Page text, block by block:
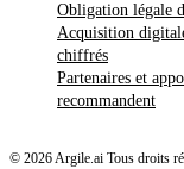
Obligation légale
Acquisition
chiffrés
Partenaires et
recommandent
© 2026 Argile.ai Tous droits